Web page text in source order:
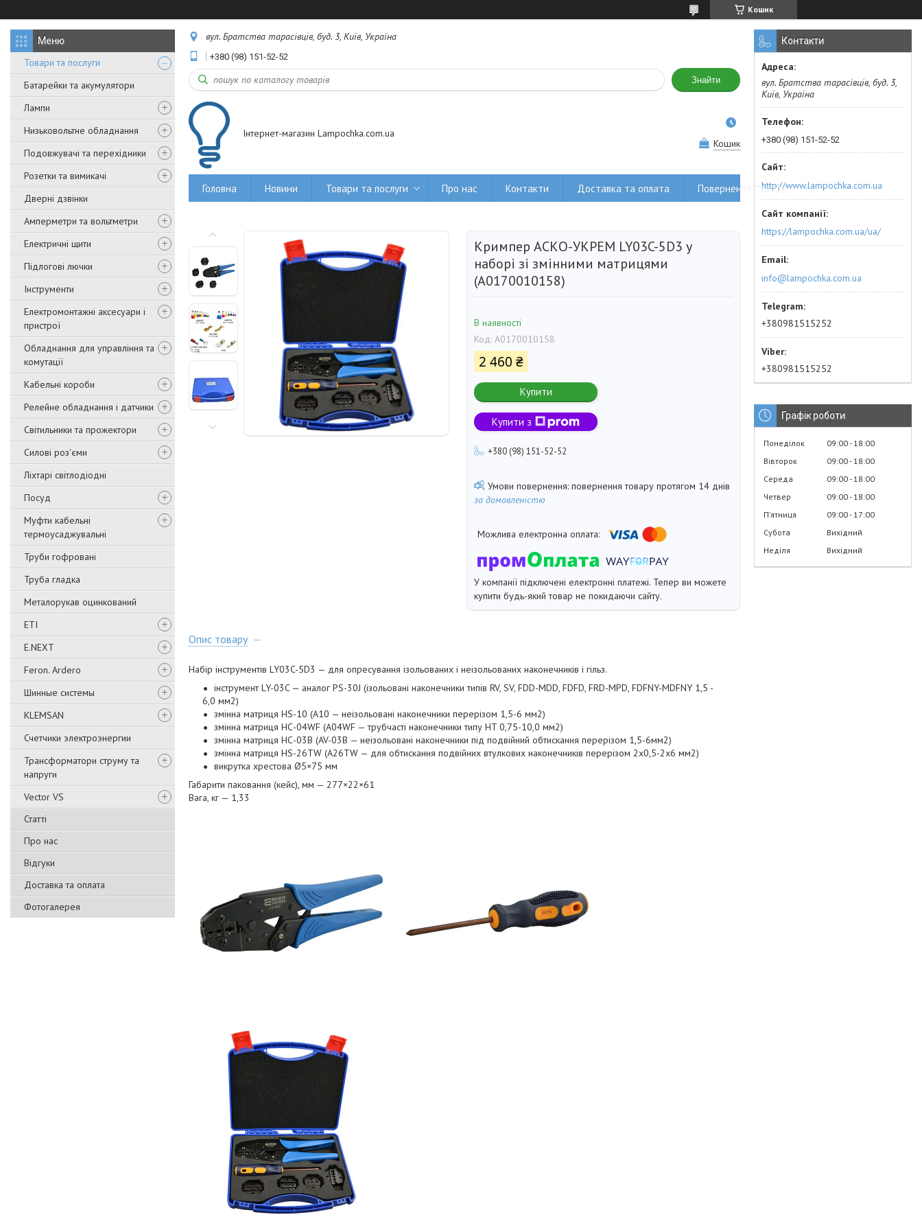
Кошик
Товари та послуги
Батарейки та акумулятори
Лампи
Низьковольтне обладнання
Подовжувачі та перехідники
Розетки та вимикачі
Дверні дзвінки
Амперметри та вольтметри
Електричні щити
Підлогові лючки
Інструменти
Електромонтажні аксесуари і
пристрої
Обладнання для управління та
комутації
Кабельні короби
Релейне обладнання і датчики
Світильники та прожектори
Силові роз'єми
Ліхтарі світлодіодні
Посуд
Муфти кабельні
термоусаджувальні
Труби гофровані
Труба гладка
Металорукав оцинкований
ETI
E.NEXT
Feron. Ardero
Шинные системы
KLEMSAN
Счетчики электроэнергии
Трансформатори струму та
напруги
Vector VS
Статті
Про нас
Відгуки
Доставка та оплата
Фотогалерея
вул. Братства тарасівців, буд. 3, Київ, Україна
+380 (98) 151-52-52
Знайти
Інтернет-магазин Lampochka.com.ua
Кошик
Головна Новини Товари та послуги Про нас Контакти Доставка та оплата Повернення товару
Кримпер АСКО-УКРЕМ LY03C-5D3 у
наборі зі змінними матрицями
(A0170010158)
В наявності
Код: A0170010158
2 460 ₴
Купити
Купити з
+380 (98) 151-52-52
повернення товару протягом 14 днів
за домовленістю
У компанії підключені електронні платежі. Тепер ви можете
купити будь-який товар не покидаючи сайту.
Опис товару
Набір інструментів LY03C-5D3 — для опресування ізольованих і неізольованих наконечників і гільз.
інструмент LY-03C — аналог PS-30J (ізольовані наконечники типів RV, SV, FDD-MDD, FDFD, FRD-MPD, FDFNY-MDFNY 1,5 -
6,0 мм2)
змінна матриця HS-10 (A10 — неізольовані наконечники перерізом 1,5-6 мм2)
змінна матриця НС-04WF (А04WF — трубчасті наконечники типу HT 0,75-10,0 мм2)
змінна матриця НС-03B (AV-03B — неізольовані наконечники під подвійний обтискання перерізом 1,5-6мм2)
змінна матриця HS-26TW (A26TW — для обтискання подвійних втулкових наконечників перерізом 2х0,5-2х6 мм2)
викрутка хрестова Ø5×75 мм
Габарити паковання (кейс), мм — 277×22×61
Вага, кг — 1,33
Контакти
вул. Братства тарасівців, буд. 3,
Київ, Україна
+380 (98) 151-52-52
http://www.lampochka.com.ua
https://lampochka.com.ua/ua/
info@lampochka.com.ua
+380981515252
+380981515252
Графік роботи
Понеділок 09:00 18:00
Вівторок
09:00 18:00
Середа
09:00 18:00
Четвер
09:00 18:00
Пʼятниця
09:00 17:00
Субота
Вихідний
Неділя
Вихідний